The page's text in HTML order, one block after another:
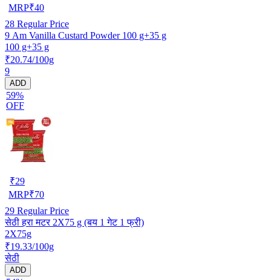
MRP₹40
28 Regular Price
9 Am Vanilla Custard Powder 100 g+35 g
100 g+35 g
₹20.74/100g
9
ADD
59%
OFF
₹29
MRP₹70
29 Regular Price
सेठी हरा मटर 2X75 g (बय 1 गेट 1 फ्री)
2X75g
₹19.33/100g
सेठी
ADD